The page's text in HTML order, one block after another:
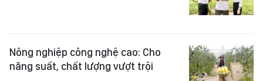
Nông nghiệp công nghệ cao: Cho
năng suất, chất lượng vượt trội